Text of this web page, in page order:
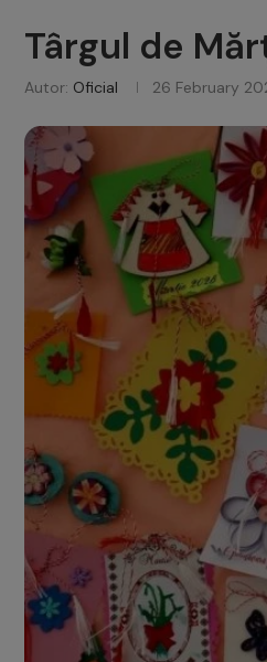
Târgul de
Autor: Oficial 26 February